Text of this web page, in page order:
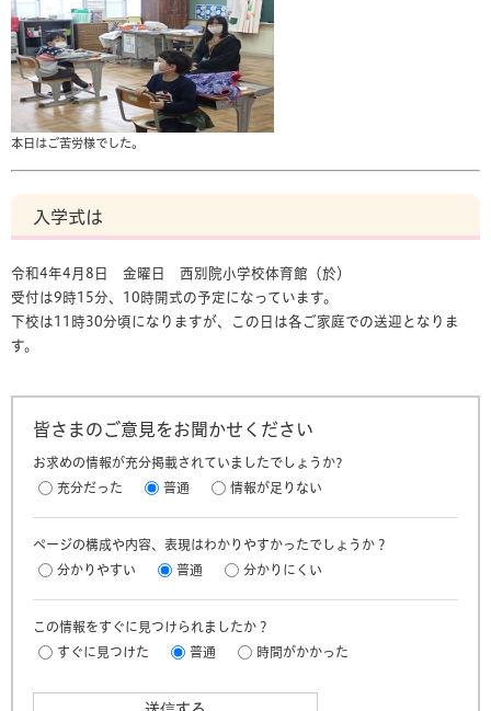
本日はご苦労様でした。
入学式は
令和4年4月8日 金曜日 西別院小学校体育館（於）
受付は9時15分、10時開式の予定になっています。
下校は11時30分頃になりますが、この日は各ご家庭での送迎となりま
す。
皆さまのご意見をお聞かせください
お求めの情報が充分掲載されていましたでしょうか?
充分だった
普通 情報が足りない
ページの構成や内容、表現はわかりやすかったでしょうか？
分かりやすい
普通 分かりにくい
この情報をすぐに見つけられましたか？
すぐに見つけた
普通 時間がかかった